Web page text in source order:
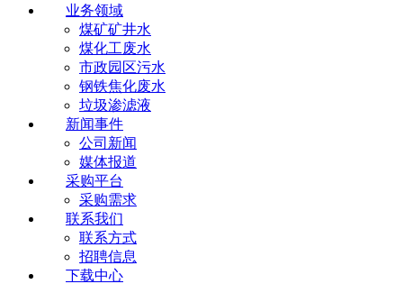
业务领域
煤矿矿井水
煤化工废水
市政园区污水
钢铁焦化废水
垃圾渗滤液
新闻事件
公司新闻
媒体报道
采购平台
采购需求
联系我们
联系方式
招聘信息
下载中心